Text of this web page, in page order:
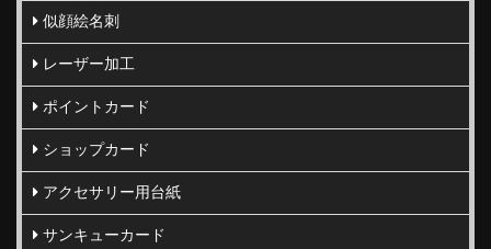
似顔絵名刺
レーザー加工
ポイントカード
ショップカード
アクセサリー用台紙
サンキューカード